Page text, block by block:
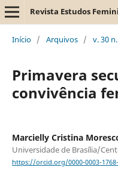
Revista Estudos
Início / Arquivos / v. 30
Primavera
convivência
Marcielly Cristina
Universidade de Brasília/
https://orcid.org/0000-0003-